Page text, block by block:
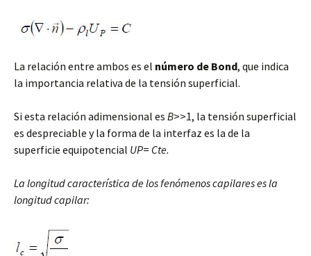
La relación entre ambos es el número de Bond, que indica
la importancia relativa de la tensión superficial.
Si esta relación adimensional es B>>1, la tensión superficial
es despreciable y la forma de la interfaz es la de la
superficie equipotencial UP= Cte.
La longitud característica de los fenómenos capilares es la
longitud capilar: